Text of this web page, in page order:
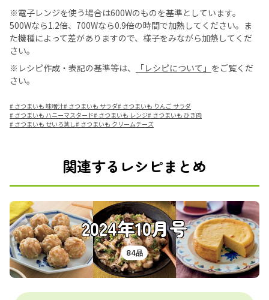
※電子レンジを使う場合は600Wのものを基準としています。
500Wなら1.2倍、700Wなら0.9倍の時間で加熱してください。ま
た機種によって差がありますので、様子をみながら加熱してくだ
さい。
※レシピ作成・表記の基準等は、
「レシピについて」 をご覧くだ
さい。
# さつまいも 味噌汁# さつまいも サラダ# さつまいも りんご サラダ
# さつまいも ハニーマスタード# さつまいも レンジ# さつまいも ひき肉
# さつまいも せいろ蒸し# さつまいも クリームチーズ
関連するレシピまとめ
2024年10月号
84品